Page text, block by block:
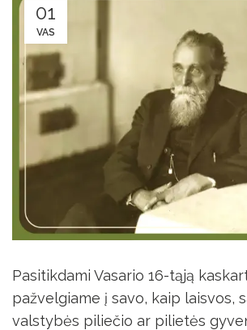
01
VAS
Pasitikdami Vasario 16-tąją
pažvelgiame į savo, kaip laisvos,
valstybės piliečio ar pilietės